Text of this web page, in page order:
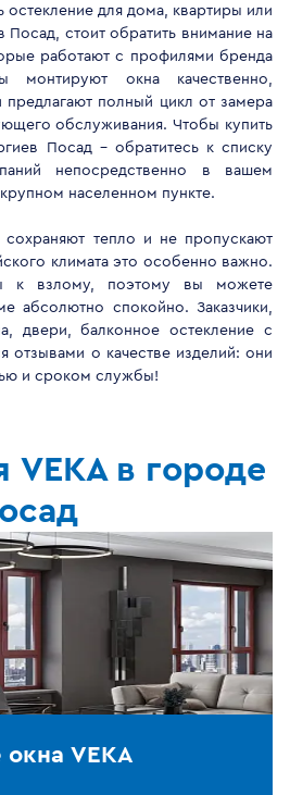
остекление для дома, квартиры или
стоит обратить внимание на
работают с профилями бренда
монтируют окна качественно,
предлагают полный цикл от замера
обслуживания. Чтобы купить
Посад - обратитесь к списку
непосредственно в вашем
населенном пункте.
тепло и не пропускают
климата это особенно важно.
к взлому, поэтому вы можете
абсолютно спокойно. Заказчики,
двери, балконное остекление с
отзывами о качестве изделий: они
и сроком службы!
VEKA в городе
VEKA